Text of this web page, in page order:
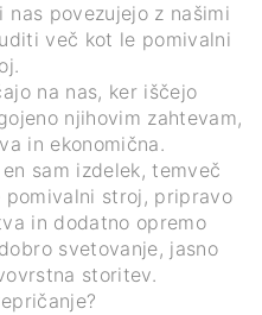
povezujejo z našimi
več kot le pomivalni
na nas, ker iščejo
njihovim zahtevam,
in ekonomična.
sam izdelek, temveč
stroj, pripravo
in dodatno opremo
svetovanje, jasno
storitev.